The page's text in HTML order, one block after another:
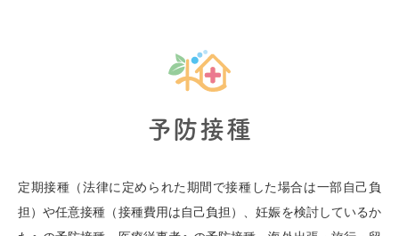
予防接種
定期接種（法律に定められた期間で接種した場合は一部自己負
担）や任意接種（接種費用は自己負担）、妊娠を検討しているか